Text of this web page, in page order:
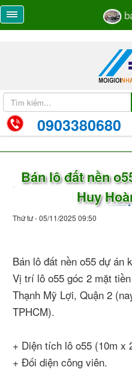
bán
0903380680
Bán lô đất nền
Huy
Thứ tư - 05/11/2025 09:50
Bán lô đất nền o55 dự án
Vị trí lô o55 góc 2 mặt
Thạnh Mỹ Lợi, Quận 2
TPHCM).
+ Diện tích lô o55 (10m x
+ Đối diện công viên.